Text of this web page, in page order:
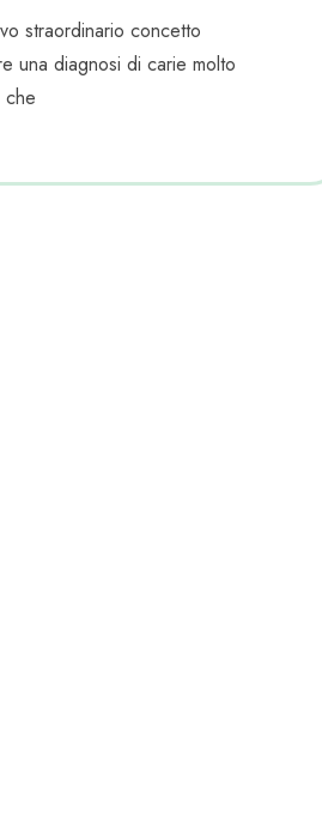
straordinario concetto
una diagnosi di carie molto
che